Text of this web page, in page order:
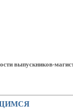
выпускников-